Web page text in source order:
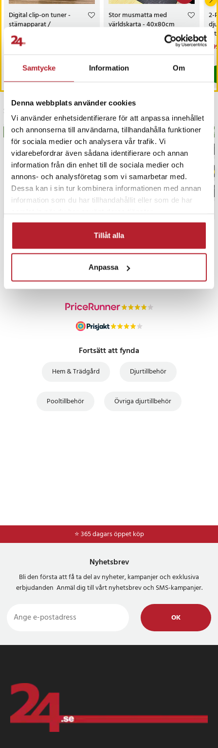
Samtycke Information Om
Denna webbplats använder cookies
Vi använder enhetsidentifierare för att anpassa innehållet
och annonserna till användarna, tillhandahålla funktioner
för sociala medier och analysera vår trafik. Vi
vidarebefordrar även sådana identifierare och annan
information från din enhet till de sociala medier och
annons- och analysföretag som vi samarbetar med.
Dessa kan i sin tur kombinera informationen med annan
information som du har tillhandahållit eller som de har
Tillåt alla
Anpassa
Digital clip-on tuner -
stämapparat /
gitarrstämmare / kromatisk
tuner för gitarr, bas, fiol och
Pris:99 kr
99 kr
Köp
Stor musmatta med
världskarta - 40x80cm
2-
Senast besökta
BÄSTSÄLJARE BÄSTSÄLJARE
PRISGARANTI
UTFÖRSÄLJNING
Fortsätt att fynda
Hem & Trädgård Djurtillbehör
Pooltillbehör Övriga djurtillbehör
⭐ 365 dagars öppet köp
Nyhetsbrev
Bli den första att få ta del av nyheter, kampanjer och exklusiva
erbjudanden Anmäl dig till vårt nyhetsbrev och SMS-kampanjer.
OK